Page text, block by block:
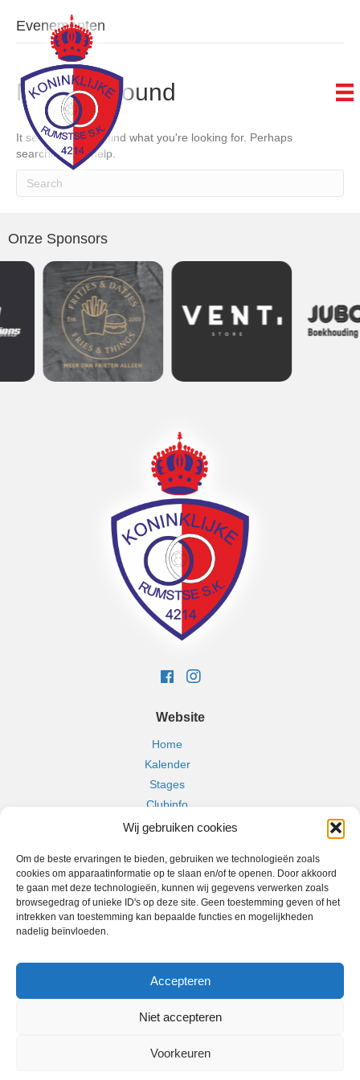
Wij gebruiken cookies
Om de beste ervaringen te bieden, gebruiken we technologieën zoals
cookies om apparaatinformatie op te slaan en/of te openen. Door akkoord
te gaan met deze technologieën, kunnen wij gegevens verwerken zoals
browsegedrag of unieke ID's op deze site. Geen toestemming geven of het
intrekken van toestemming kan bepaalde functies en mogelijkheden
nadelig beïnvloeden.
Accepteren
Niet accepteren
Voorkeuren
Evenementen
Nothing Found
It seems we can't find what you're looking for. Perhaps
searching can help.
Onze Sponsors
Website
Home
Kalender
Stages
Clubinfo
Webshop
Sponsors
Verhuur locatie
Contact
K. Rumstse S.K.
Doelhaagstraat 70
Telefoon : +32 472 23 41 82 (Voorzitter: Andy De Weerdt)
info@krumstsesk.be